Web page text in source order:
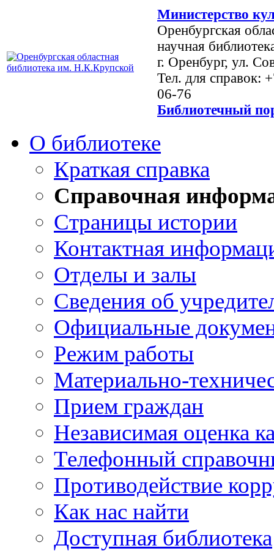
Министерство
Оренбургская
научная
г. Оренбург, ул.
Тел. для справок:
06-76
Библиотечный
О библиотеке
Краткая справка
Справочная
Страницы истории
Контактная
Отделы и залы
Сведения об
Официальные
Режим работы
Материально-
Прием граждан
Независимая оценка
Телефонный
Противодействие
Как нас найти
Доступная библиотека